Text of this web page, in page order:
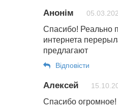
Анонім
Спасибо! Реально
интернета
предлагают
Відповіcти
Алексей
Спасибо огромное!